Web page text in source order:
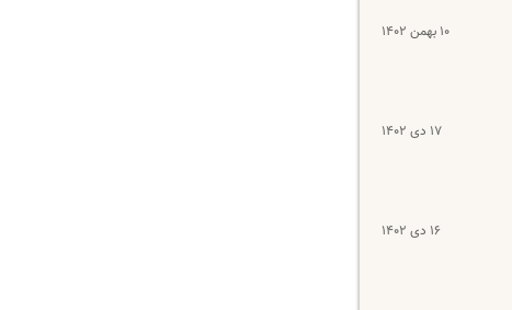
۱۰ بهمن ۱۴۰۲
۱۷ دی ۱۴۰۲
۱۶ دی ۱۴۰۲